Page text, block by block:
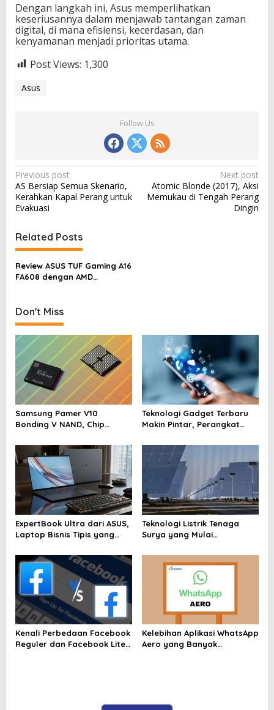
Dengan langkah ini, Asus memperlihatkan
keseriusannya dalam menjawab tantangan zaman
digital, di mana efisiensi, kecerdasan, dan
kenyamanan menjadi prioritas utama.
Post Views: 1,300
Asus
Follow Us
P
o
s
t
n
a
v
g
a
t
i
o
n
Previous post
AS Bersiap Semua Skenario,
Kerahkan Kapal Perang untuk
Evakuasi
Next post
Atomic Blonde (2017), Aksi
Memukau di Tengah Perang
Dingin
Related Posts
Review ASUS TUF Gaming A16
FA608 dengan AMD
Don't Miss
Samsung Pamer V10
Bonding V NAND, Chip
400 Lapis
Teknologi Gadget Terbaru
Makin Pintar, Perangkat
Hidup Harian
ExpertBook Ultra dari ASUS,
Laptop Bisnis Tipis yang
Teknologi Listrik Tenaga
Surya yang Mulai
Kenali Perbedaan Facebook
Reguler dan Facebook Lite
Kelebihan Aplikasi WhatsApp
Aero yang Banyak